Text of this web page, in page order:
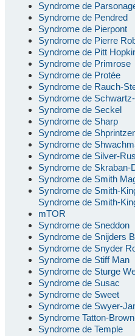
Syndrome de
Syndrome de Pendred
Syndrome de Pierpont
Syndrome de Pierre
Syndrome de Pitt
Syndrome de Primrose
Syndrome de Protée
Syndrome de Rauch-
Syndrome de
Syndrome de Seckel
Syndrome de Sharp
Syndrome de
Syndrome de
Syndrome de Silver-
Syndrome de Skraban-
Syndrome de Smith
Syndrome de Smith-
Syndrome de Smith-
mTOR
Syndrome de Sneddon
Syndrome de Snijders
Syndrome de Snyder
Syndrome de Stiff Man
Syndrome de Sturge
Syndrome de Susac
Syndrome de Sweet
Syndrome de Swyer-
Syndrome Tatton-
Syndrome de Temple